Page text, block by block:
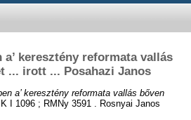
keresztény reformata vallás
... irott ... Posahazi Janos
a’ keresztény reformata vallás bőven
I 1096 ; RMNy 3591 . Rosnyai Janos